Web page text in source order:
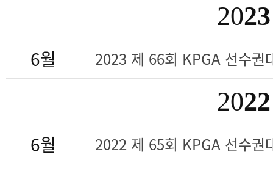
2023
6월 2023 제 66회 KPGA 선수
2022
6월 2022 제 65회 KPGA 선수